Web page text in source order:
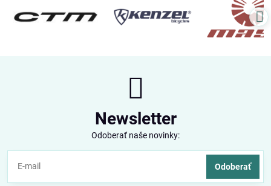
Newsletter
Odoberať naše novinky:
Odoberať